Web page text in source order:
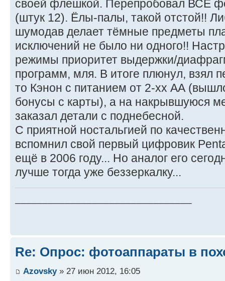
своей флешкой. Перепробовал ВСЕ
(штук 12). Ёлы-палы, такой отстой!!
шумодав делает тёмные предметы
исключений не было ни одного!!
режимы приоритет выдержки/
программ, мля. В итоге плюнул, взял
то Кэнон с питанием от 2-хх АА
бонусы с карты), а на накрывшуюся
заказал детали с поднебесной.
С приятной ностальгией по
вспомнил свой первый цифровик
ещё в 2006 году... Но аналог его
лучше тогда уже беззеркалку...
Re: Опрос: фотоаппараты в
Azovsky» 27 июн 2012, 16:05